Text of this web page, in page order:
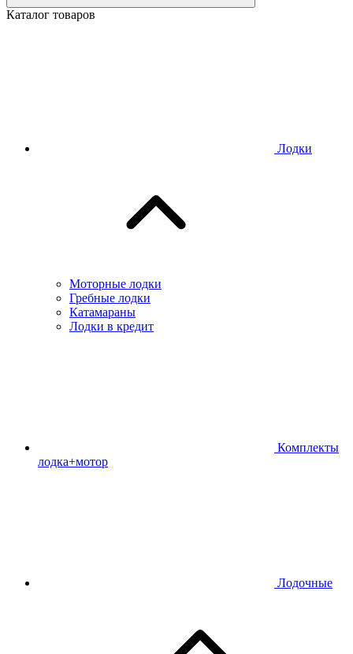
Каталог товаров
Лодки
Моторные лодки
Гребные лодки
Катамараны
Лодки в кредит
Комплекты
лодка+мотор
Лодочные